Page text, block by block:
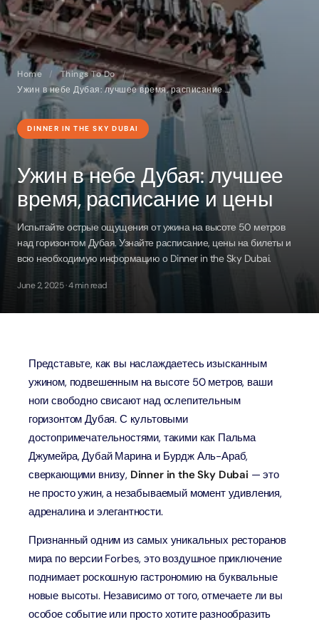
Home / Things To Do
/
Ужин в небе Дубая: лучшее время, расписание и цены
DINNER IN THE SKY DUBAI
Ужин в небе Дубая: лучшее
время, расписание и цены
Испытайте острые ощущения от ужина на высоте 50 метров
над горизонтом Дубая. Узнайте расписание, цены на билеты и
всю необходимую информацию о Dinner in the Sky Dubai.
June 2, 2025 · 4 min read
Представьте, как вы наслаждаетесь изысканным
ужином, подвешенным на высоте 50 метров, ваши
ноги свободно свисают над ослепительным
горизонтом Дубая. С культовыми
достопримечательностями, такими как Пальма
Джумейра, Дубай Марина и Бурдж Аль-Араб,
сверкающими внизу, Dinner in the Sky Dubai — это
не просто ужин, а незабываемый момент удивления,
адреналина и элегантности.
Признанный одним из самых уникальных ресторанов
мира по версии Forbes, это воздушное приключение
поднимает роскошную гастрономию на буквальные
новые высоты. Независимо от того, отмечаете ли вы
особое событие или просто хотите разнообразить